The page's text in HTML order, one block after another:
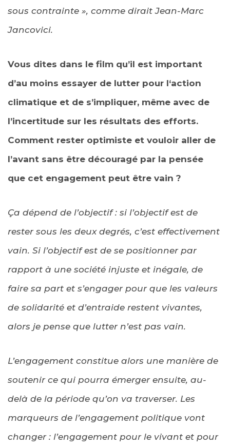
sous contrainte », comme dirait Jean-Marc
Jancovici.
Vous dites dans le film qu’il est important
d’au moins essayer de lutter pour l‘action
climatique et de s’impliquer, même avec de
l’incertitude sur les résultats des efforts.
Comment rester optimiste et vouloir aller de
l’avant sans être découragé par la pensée
que cet engagement peut être vain ?
Ça dépend de l’objectif : si l’objectif est de
rester sous les deux degrés, c’est effectivement
vain. Si l’objectif est de se positionner par
rapport à une société injuste et inégale, de
faire sa part et s’engager pour que les valeurs
de solidarité et d’entraide restent vivantes,
alors je pense que lutter n’est pas vain.
L’engagement constitue alors une manière de
soutenir ce qui pourra émerger ensuite, au-
delà de la période qu’on va traverser. Les
marqueurs de l’engagement politique vont
changer : l’engagement pour le vivant et pour